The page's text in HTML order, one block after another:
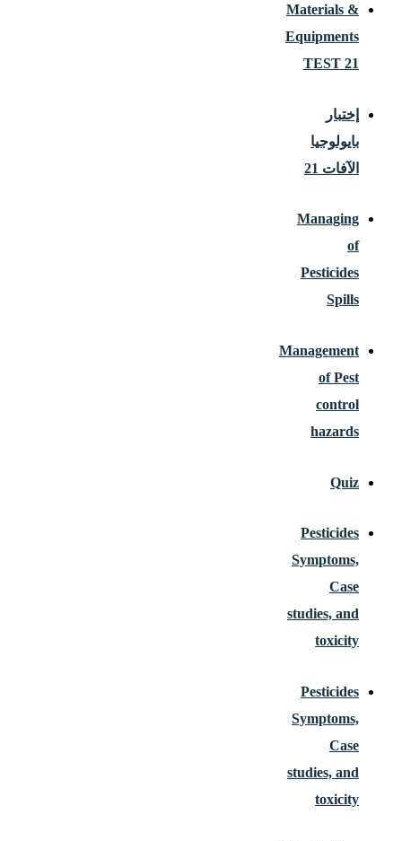
Materials &
Equipments
TEST 21
إختبار
بايولوجيا
الآفات 21
Managing
of
Pesticides
Spills
Management
of Pest
control
hazards
Quiz
Pesticides
Symptoms,
Case
studies, and
toxicity
Pesticides
Symptoms,
Case
studies, and
toxicity